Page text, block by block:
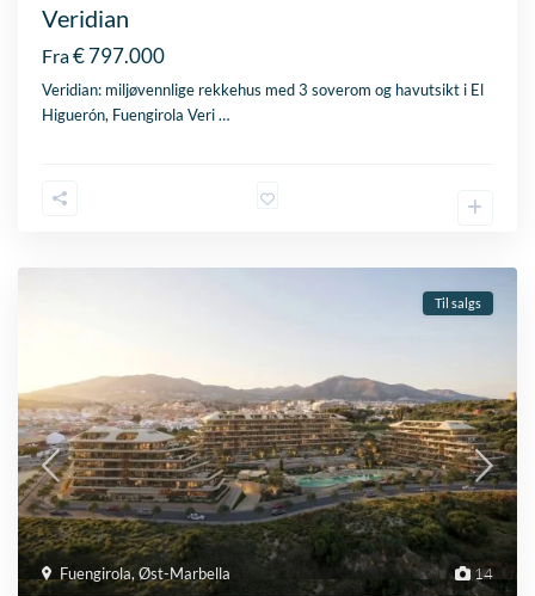
Veridian
Fra€ 797.000
Veridian: miljøvennlige rekkehus med 3 soverom og havutsikt i El
Higuerón, Fuengirola Veri…
14
Fuengirola,Øst-Marbella
Til salgs